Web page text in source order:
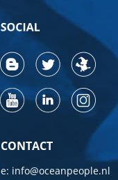
CONTACT
e: info@oceanpeople.nl